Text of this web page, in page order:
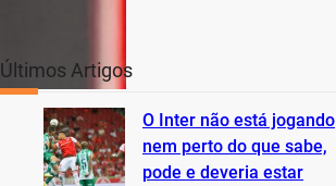
Últimos Artigos
O Inter não está jogando
nem perto do que sabe,
pode e deveria estar